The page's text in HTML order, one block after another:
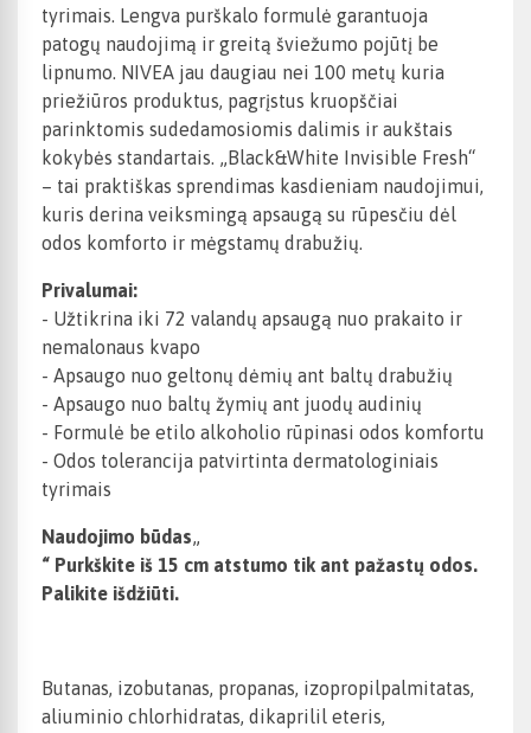
tyrimais. Lengva purškalo formulė garantuoja
patogų naudojimą ir greitą šviežumo pojūtį be
lipnumo. NIVEA jau daugiau nei 100 metų kuria
priežiūros produktus, pagrįstus kruopščiai
parinktomis sudedamosiomis dalimis ir aukštais
kokybės standartais. „Black&White Invisible Fresh“
– tai praktiškas sprendimas kasdieniam naudojimui,
kuris derina veiksmingą apsaugą su rūpesčiu dėl
odos komforto ir mėgstamų drabužių.
Privalumai:
- Užtikrina iki 72 valandų apsaugą nuo prakaito ir
nemalonaus kvapo
- Apsaugo nuo geltonų dėmių ant baltų drabužių
- Apsaugo nuo baltų žymių ant juodų audinių
- Formulė be etilo alkoholio rūpinasi odos komfortu
- Odos tolerancija patvirtinta dermatologiniais
tyrimais
Naudojimo būdas„
“ Purkškite iš 15 cm atstumo tik ant pažastų odos.
Palikite išdžiūti.
Butanas, izobutanas, propanas, izopropilpalmitatas,
aliuminio chlorhidratas, dikaprilil eteris,